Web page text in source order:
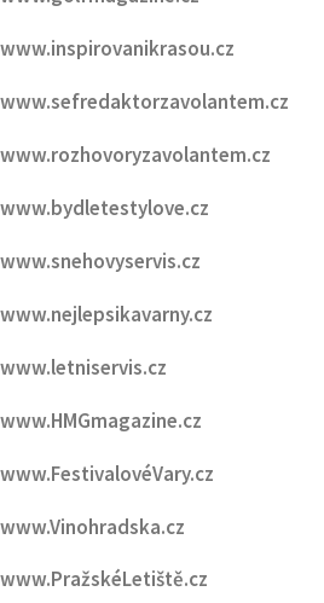
www.homemagazine.cz
www.golfmagazine.cz
www.inspirovanikrasou.cz
www.sefredaktorzavolantem.cz
www.rozhovoryzavolantem.cz
www.bydletestylove.cz
www.snehovyservis.cz
www.nejlepsikavarny.cz
www.letniservis.cz
www.HMGmagazine.cz
www.FestivalovéVary.cz